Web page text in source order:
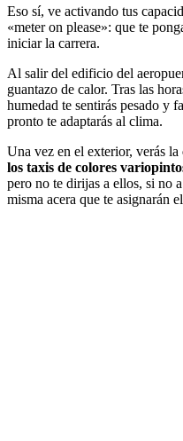
Eso sí, ve activando tus
«meter on please»: que te
iniciar la carrera.
Al salir del edificio del
guantazo de calor. Tras las
humedad te sentirás pesado y
pronto te adaptarás al clima.
Una vez en el exterior, verás la
los taxis de colores
pero no te dirijas a ellos, si no
misma acera que te asignarán